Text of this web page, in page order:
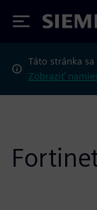
Siemens
Táto stránka
Zobraziť